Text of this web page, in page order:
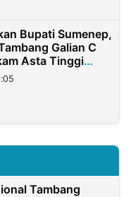
Bupati Sumenep,
Galian C
Asta Tinggi
Tambang